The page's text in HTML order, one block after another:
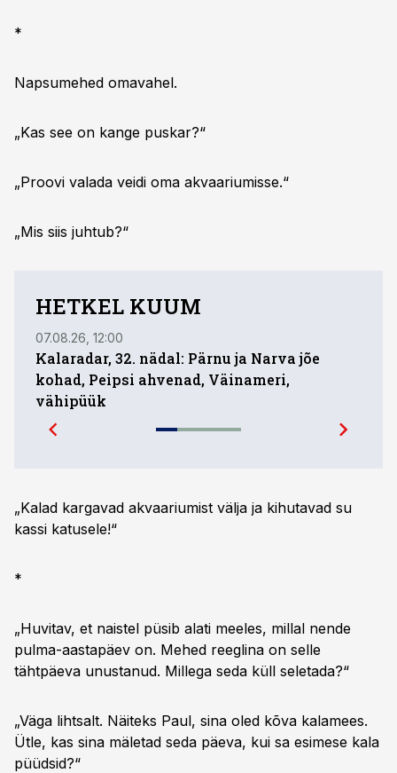
*
Napsumehed omavahel.
„Kas see on kange puskar?“
„Proovi valada veidi oma akvaariumisse.“
„Mis siis juhtub?“
HETKEL KUUM
07.08.26, 12:00
Kalaradar, 32. nädal: Pärnu ja Narva jõe
kohad, Peipsi ahvenad, Väinameri,
vähipüük
„Kalad kargavad akvaariumist välja ja kihutavad su
kassi katusele!“
*
„Huvitav, et naistel püsib alati meeles, millal nende
pulma-aastapäev on. Mehed reeglina on selle
tähtpäeva unustanud. Millega seda küll seletada?“
„Väga lihtsalt. Näiteks Paul, sina oled kõva kalamees.
Ütle, kas sina mäletad seda päeva, kui sa esimese kala
püüdsid?“